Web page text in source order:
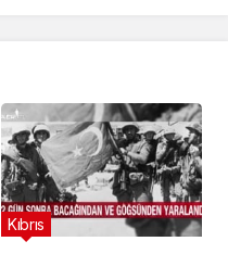
Kıbrıs